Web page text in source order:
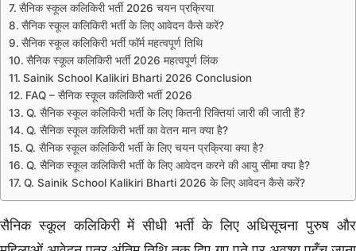
सैनिक स्कूल कलिकिरी भर्ती 2026 चयन प्रक्रिया
सैनिक स्कूल कलिकिरी भर्ती के लिए आवेदन कैसे करें?
सैनिक स्कूल कलिकिरी भर्ती फॉर्म महत्वपूर्ण तिथि
सैनिक स्कूल कलिकिरी भर्ती 2026 महत्वपूर्ण लिंक
Sainik School Kalikiri Bharti 2026 Conclusion
FAQ – सैनिक स्कूल कलिकिरी भर्ती 2026
Q. सैनिक स्कूल कलिकिरी भर्ती के लिए कितनी रिक्तियां जारी की जाती हैं?
Q. सैनिक स्कूल कलिकिरी भर्ती का वेतन मान क्या है?
Q. सैनिक स्कूल कलिकिरी भर्ती के लिए चयन प्रक्रिया क्या है?
Q. सैनिक स्कूल कलिकिरी भर्ती के लिए आवेदन करने की आयु सीमा क्या है?
Q. Sainik School Kalikiri Bharti 2026 के लिए आवेदन कैसे करें?
सैनिक स्कूल कलिकिरी में सीधी भर्ती के लिए अधिसूचना पुरुष और